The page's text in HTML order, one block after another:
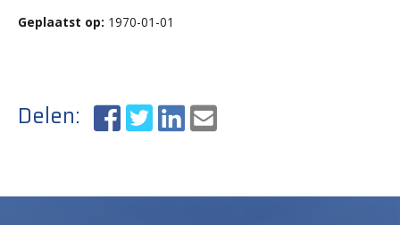
Geplaatst op: 1970-01-01
Delen: